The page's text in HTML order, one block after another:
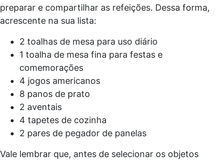
preparar e compartilhar as refeições. Dessa forma,
acrescente na sua lista:
2 toalhas de mesa para uso diário
1 toalha de mesa fina para festas e
comemorações
4 jogos americanos
8 panos de prato
2 aventais
4 tapetes de cozinha
2 pares de pegador de panelas
Vale lembrar que, antes de selecionar os objetos